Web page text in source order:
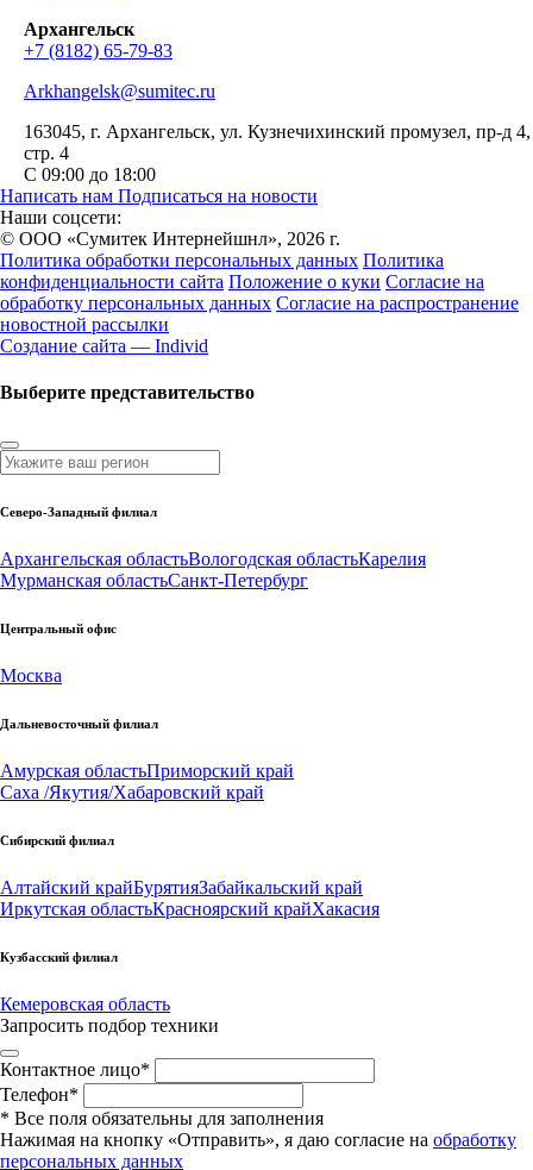
Архангельск
+7 (8182) 65-79-83
Arkhangelsk@sumitec.ru
163045, г. Архангельск, ул. Кузнечихинский промузел, пр-д 4,
стр. 4
С 09:00 до 18:00
Написать нам Подписаться на новости
Наши соцсети:
© ООО «Сумитек Интернейшнл», 2026 г.
Политика обработки персональных данных Политика
конфиденциальности сайта Положение о куки Согласие на
обработку персональных данных Согласие на распространение
новостной рассылки
Создание сайта — Individ
Выберите представительство
Северо-Западный филиал
Архангельская областьВологодская областьКарелия
Мурманская областьСанкт-Петербург
Центральный офис
Москва
Дальневосточный филиал
Амурская областьПриморский край
Саха /Якутия/Хабаровский край
Сибирский филиал
Алтайский крайБурятияЗабайкальский край
Иркутская областьКрасноярский крайХакасия
Кузбасский филиал
Кемеровская область
Запросить подбор техники
Контактное лицо*
Телефон*
* Все поля обязательны для заполнения
Нажимая на кнопку «Отправить», я даю согласие на обработку
персональных данных